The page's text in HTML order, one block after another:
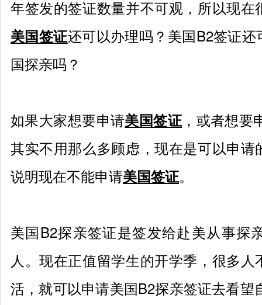
年签发的签证数量并不可观，所以现
美国签证还可以办理吗？美国B2签证还
国探亲吗？
如果大家想要申请美国签证，或者想要
其实不用那么多顾虑，现在是可以申
说明现在不能申请美国签证。
美国B2探亲签证是签发给赴美从事探
人。现在正值留学生的开学季，很多
活，就可以申请美国B2探亲签证去看望